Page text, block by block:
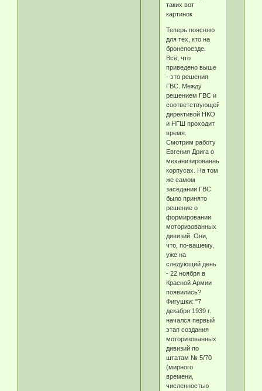
таких вот
картинок
Теперь поясняю
для тех, кто на
бронепоезде.
Всё, что
приведено выше
- это решения
ГВС. Между
решением ГВС и
соответствующей
директивой НКО
и НГШ проходит
время.
Смотрим работу
Евгения Дрига о
механизированных
корпусах. На том
же самом
заседании ГВС
было принято
решение о
формировании
моторизованных
дивизий. Они,
что, по-вашему,
уже на
следующий день
- 22 ноября в
Красной Армии
появились?
Фигушки: "7
декабря 1939 г.
начался первый
этап создания
моторизованных
дивизий по
штатам № 5/70
(мирного
времени,
численностью